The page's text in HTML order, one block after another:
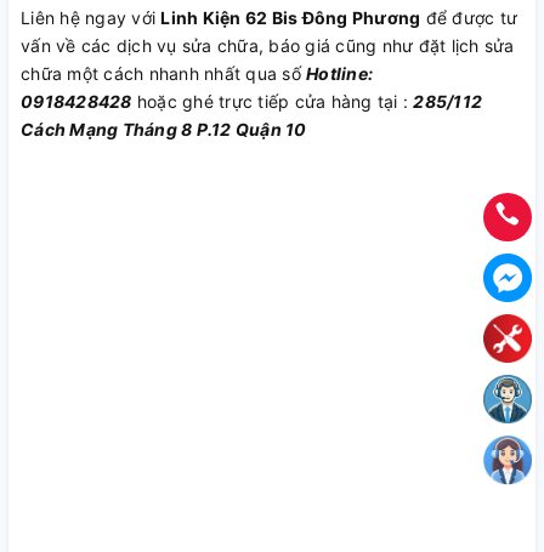
Liên hệ ngay vớiLinh Kiện 62 Bis Đông Phương để được tư
vấn về các dịch vụ sửa chữa, báo giá cũng như đặt lịch sửa
chữa một cách nhanh nhất qua sốHotline:
0918428428 hoặc ghé trực tiếp cửa hàng tại :285/112
Cách Mạng Tháng 8 P.12 Quận 10